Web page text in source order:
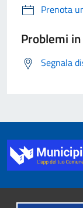
Prenota
Problemi
Segnala